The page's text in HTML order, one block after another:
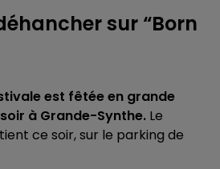
sur “Born
est fêtée en grande
à Grande-Synthe. Le
ce soir, sur le parking de